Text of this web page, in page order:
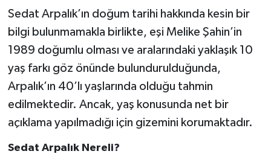
Sedat Arpalık’ın doğum tarihi hakkında kesin bir
bilgi bulunmamakla birlikte, eşi Melike Şahin’in
1989 doğumlu olması ve aralarındaki yaklaşık 10
yaş farkı göz önünde bulundurulduğunda,
Arpalık’ın 40’lı yaşlarında olduğu tahmin
edilmektedir. Ancak, yaş konusunda net bir
açıklama yapılmadığı için gizemini korumaktadır.
Sedat Arpalık Nereli?